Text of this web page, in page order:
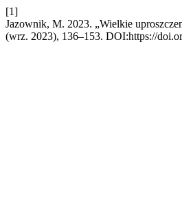
[1]
Jazownik, M. 2023. „Wielkie
(wrz. 2023), 136–153. DOI:https://